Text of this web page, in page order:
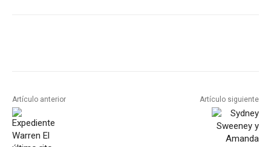
Artículo anterior Artículo siguiente